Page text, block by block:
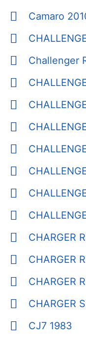
Camaro
Challenger
CHARGER
CHARGER
CHARGER
CHARGER
CJ7 1983